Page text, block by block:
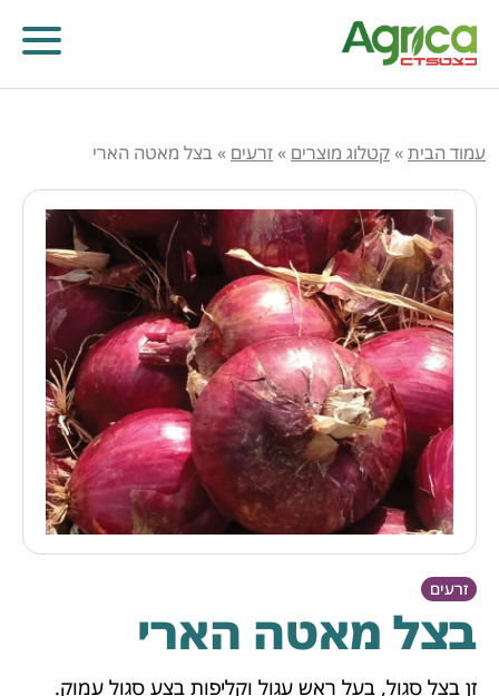
קוטלי עשבים
קוטלי מחלות
קוטלי חרקים
מווסתי צמיחה
דישון עלוותי וביוסטימולנטים
זרעים
שונות
עמוד הבית»קטלוג מוצרים »זרעים »בצל מאטה הארי
זרעים
בצל מאטה הארי
זן בצל סגול, בעל ראש עגול וקליפות בצע סגול עמוק.